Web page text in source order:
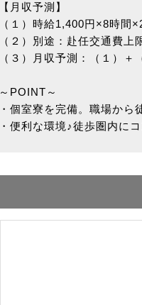
【月収予測】
（１）時給1,400円×8時間
（２）別途：赴任交通費上
（３）月収予測：（１）＋
～POINT～
・個室寮を完備。職場から
・便利な環境♪徒歩圏内に